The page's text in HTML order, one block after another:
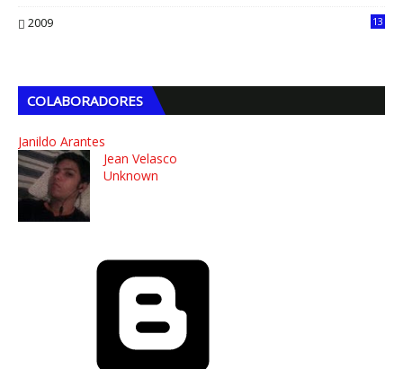
2009
13
COLABORADORES
Janildo Arantes
Jean Velasco
Unknown